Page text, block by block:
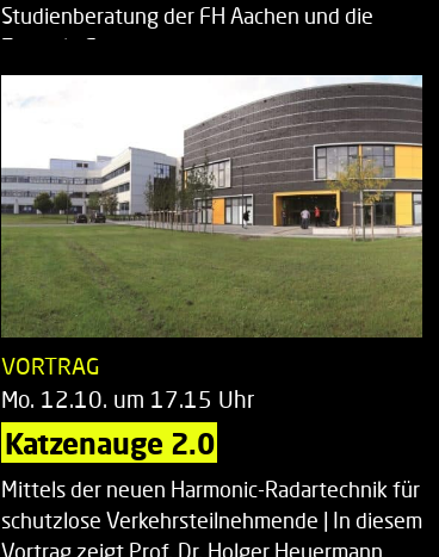
Studienberatung der FH Aachen und die
Zentrale Studienberatung…
VORTRAG
Mo. 12.10. um 17.15 Uhr
Katzenauge 2.0
Mittels der neuen Harmonic-Radartechnik für
schutzlose Verkehrsteilnehmende | In diesem